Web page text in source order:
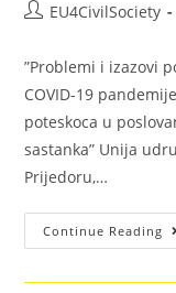
EU4CivilSociety
”Problemi i izazovi
COVID-19
poteskoca u
sastanka” Unija
Prijedoru,…
Continue Reading